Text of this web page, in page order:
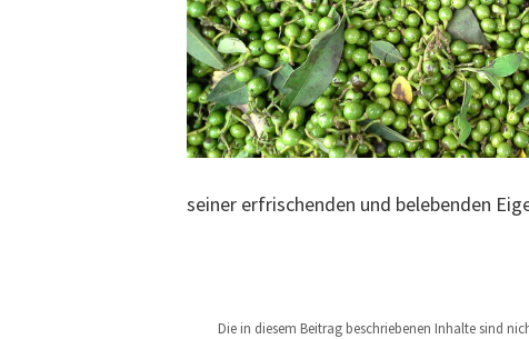
seiner erfrischenden und belebenden
Die in diesem Beitrag beschriebenen Inhalte sind